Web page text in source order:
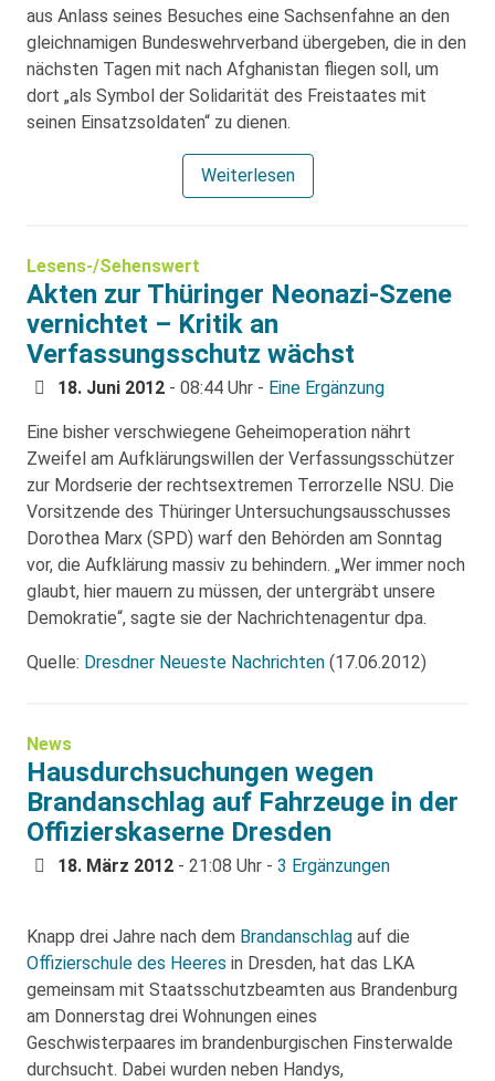
aus Anlass seines Besuches eine Sachsenfahne an den
gleichnamigen Bundeswehrverband übergeben, die in den
nächsten Tagen mit nach Afghanistan fliegen soll, um
dort „als Symbol der Solidarität des Freistaates mit
seinen Einsatzsoldaten“ zu dienen.
Weiterlesen
Lesens-/Sehenswert
Akten zur Thüringer Neonazi-Szene
vernichtet – Kritik an
Verfassungsschutz wächst
18. Juni 2012 - 08:44 Uhr - Eine Ergänzung
Eine bisher verschwiegene Geheimoperation nährt
Zweifel am Aufklärungswillen der Verfassungsschützer
zur Mordserie der rechtsextremen Terrorzelle NSU. Die
Vorsitzende des Thüringer Untersuchungsausschusses
Dorothea Marx (SPD) warf den Behörden am Sonntag
vor, die Aufklärung massiv zu behindern. „Wer immer noch
glaubt, hier mauern zu müssen, der untergräbt unsere
Demokratie“, sagte sie der Nachrichtenagentur dpa.
Quelle: Dresdner Neueste Nachrichten (17.06.2012)
News
Hausdurchsuchungen wegen
Brandanschlag auf Fahrzeuge in der
Offizierskaserne Dresden
18. März 2012 - 21:08 Uhr - 3 Ergänzungen
Knapp drei Jahre nach dem Brandanschlag auf die
Offizierschule des Heeres in Dresden, hat das LKA
gemeinsam mit Staatsschutzbeamten aus Brandenburg
am Donnerstag drei Wohnungen eines
Geschwisterpaares im brandenburgischen Finsterwalde
durchsucht. Dabei wurden neben Handys,